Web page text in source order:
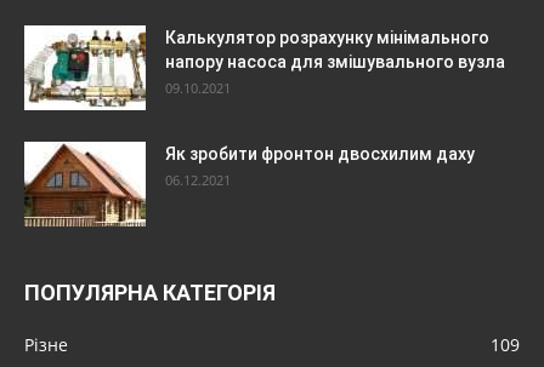
Калькулятор розрахунку мінімального
напору насоса для змішувального вузла
09.10.2021
Як зробити фронтон двосхилим даху
06.12.2021
ПОПУЛЯРНА КАТЕГОРІЯ
Різне
109